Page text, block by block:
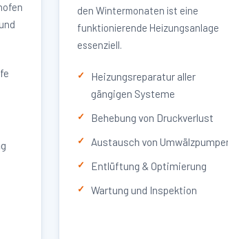
den Wintermonaten ist eine
funktionierende Heizungsanlage
essenziell.
Heizungsreparatur aller
gängigen Systeme
Behebung von Druckverlust
Austausch von
Entlüftung & Optimierung
Wartung und Inspektion